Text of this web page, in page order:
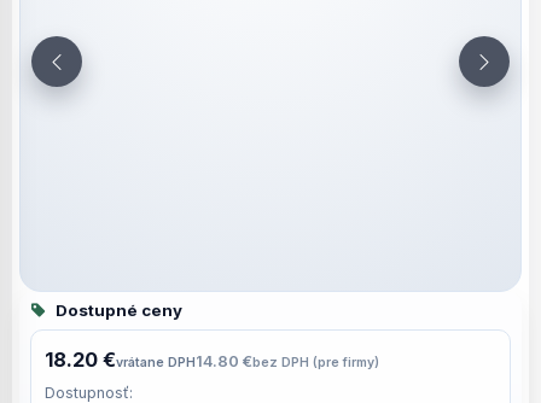
Dostupné ceny
18.20 €vrátane DPH14.80 €bez DPH (pre firmy)
Dostupnosť: